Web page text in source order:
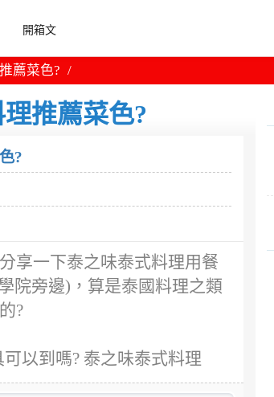
開箱文
薦菜色?
推薦菜色?
?
享一下泰之味泰式料理用餐
院旁邊)，算是泰國料理之類
?
以到嗎? 泰之味泰式料理